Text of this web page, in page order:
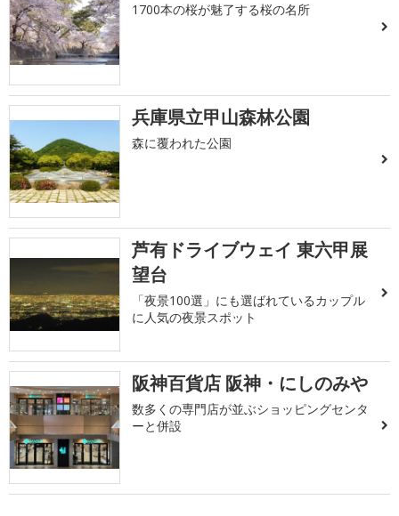
1700本の桜が魅了する桜の名所
兵庫県立甲山森林公園
森に覆われた公園
芦有ドライブウェイ 東六甲展
望台
「夜景100選」にも選ばれているカップル
に人気の夜景スポット
阪神百貨店 阪神・にしのみや
数多くの専門店が並ぶショッピングセンタ
ーと併設